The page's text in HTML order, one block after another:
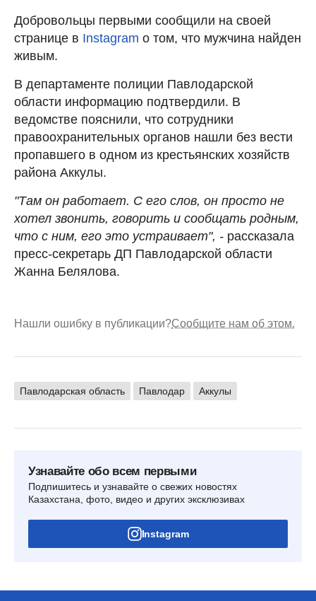
Добровольцы первыми сообщили на своей
странице в Instagram о том, что мужчина найден
живым.
В департаменте полиции Павлодарской
области информацию подтвердили. В
ведомстве пояснили, что сотрудники
правоохранительных органов нашли без вести
пропавшего в одном из крестьянских хозяйств
района Аккулы.
"Там он работает. С его слов, он просто не
хотел звонить, говорить и сообщать родным,
что с ним, его это устраивает", - рассказала
пресс-секретарь ДП Павлодарской области
Жанна Белялова.
Нашли ошибку в публикации?Сообщите нам об этом.
Павлодарская область Павлодар Аккулы
Узнавайте обо всем первыми
Подпишитесь и узнавайте о свежих новостях
Казахстана, фото, видео и других эксклюзивах
Instagram